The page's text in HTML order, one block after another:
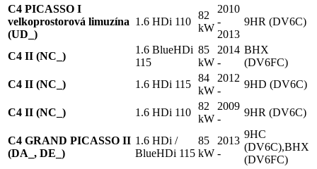
C4 PICASSO I
velkoprostorová limuzína
(UD_)
1.6 HDi 110
82
kW
2010
-
2013
9HR (DV6C)
C4 II (NC_)
1.6 BlueHDi
115
85
kW
2014
-
BHX
(DV6FC)
C4 II (NC_)
1.6 HDi 115
84
kW
2012
-
9HD (DV6C)
C4 II (NC_) 1.6 HDi 110
82
kW
2009
-
9HR (DV6C)
C4 GRAND PICASSO II
(DA_, DE_)
1.6 HDi /
BlueHDi 115
85
kW
2013
-
9HC
(DV6C),BHX
(DV6FC)